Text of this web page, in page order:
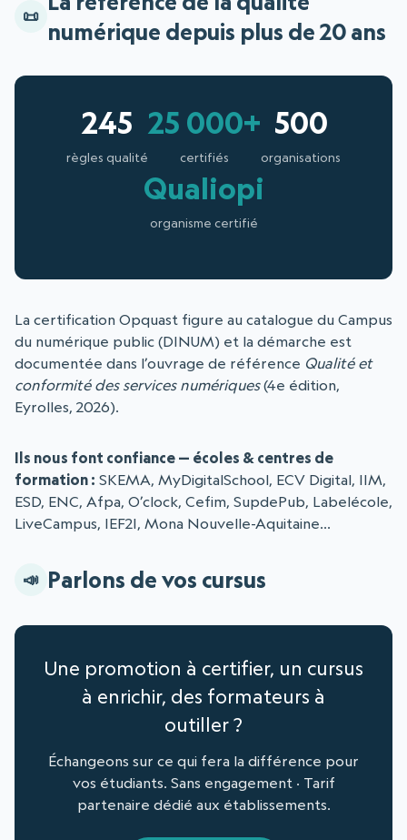
numérique depuis plus de 20 ans
245
règles qualité
25 000+
certifiés
500
organisations
Qualiopi
organisme certifié
La certification Opquast figure au catalogue du Campus
du numérique public (DINUM) et la démarche est
documentée dans l’ouvrage de référence Qualité et
conformité des services numériques(4e édition,
Eyrolles, 2026).
Ils nous font confiance — écoles & centres de
formation : SKEMA, MyDigitalSchool, ECV Digital, IIM,
ESD, ENC, Afpa, O’clock, Cefim, SupdePub, Labelécole,
LiveCampus, IEF2I, Mona Nouvelle-Aquitaine…
Parlons de vos cursus
Une promotion à certifier, un cursus
à enrichir, des formateurs à
outiller ?
Échangeons sur ce qui fera la différence pour
vos étudiants. Sans engagement · Tarif
partenaire dédié aux établissements.